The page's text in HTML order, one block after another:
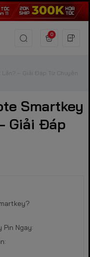
0
– Giải Đáp Từ Chuyên
Smartkey
Giải Đáp
Pin Ngay: